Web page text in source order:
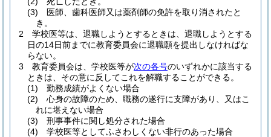
(3)
医師、歯科医師又は薬剤師の免許を取り消されたと
き。
2
学校医等は、退職しようとするときは、退職しようとする
日の14日前までに教育委員会に退職願を提出しなければな
らない。
3
教育委員会は、学校医等が次の各号のいずれかに該当する
ときは、その意に反してこれを解職することができる。
(1)
勤務成績がよくない場合
(2)
心身の故障のため、職務の遂行に支障があり、又はこ
れに堪えない場合
(3)
刑事事件に関し処分された場合
(4)
学校医等としてふさわしくない非行のあった場合